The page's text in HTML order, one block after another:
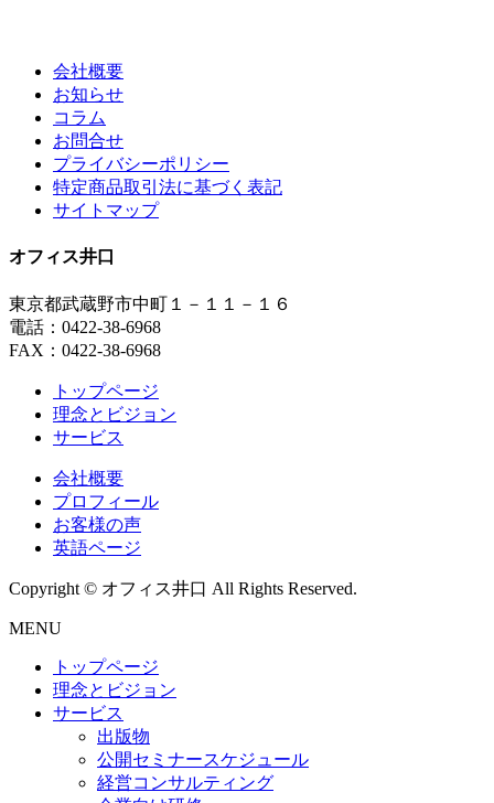
会社概要
お知らせ
コラム
お問合せ
プライバシーポリシー
特定商品取引法に基づく表記
サイトマップ
オフィス井口
東京都武蔵野市中町１－１１－１６
電話：0422-38-6968
FAX：0422-38-6968
トップページ
理念とビジョン
サービス
会社概要
プロフィール
お客様の声
英語ページ
Copyright © オフィス井口 All Rights Reserved.
MENU
トップページ
理念とビジョン
サービス
出版物
公開セミナースケジュール
経営コンサルティング